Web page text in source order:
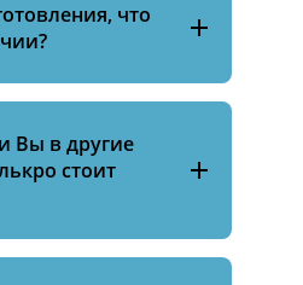
что
Вы в другие
стоит